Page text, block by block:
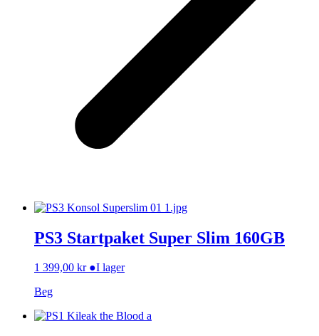
PS3 Startpaket Super Slim 160GB
1 399,00 kr ●I lager
Beg